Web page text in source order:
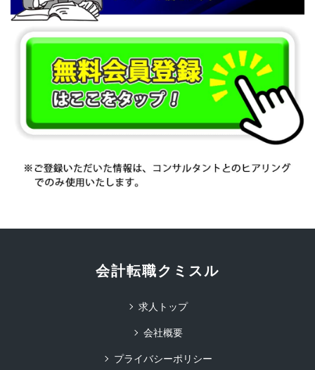
会計転職クミスル
求人トップ
会社概要
プライバシーポリシー